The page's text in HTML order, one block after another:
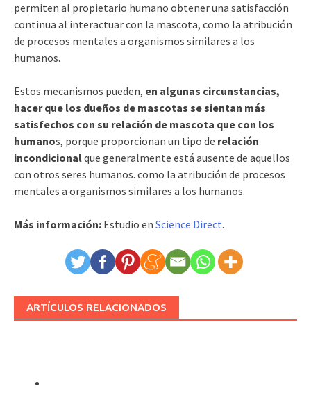
permiten al propietario humano obtener una satisfacción
continua al interactuar con la mascota, como la atribución
de procesos mentales a organismos similares a los
humanos.
Estos mecanismos pueden, en algunas circunstancias,
hacer que los dueños de mascotas se sientan más
satisfechos con su relación de mascota que con los
humanos, porque proporcionan un tipo de relación
incondicionalque generalmente está ausente de aquellos
con otros seres humanos. como la atribución de procesos
mentales a organismos similares a los humanos.
Más información: Estudio en Science Direct.
ARTÍCULOS RELACIONADOS